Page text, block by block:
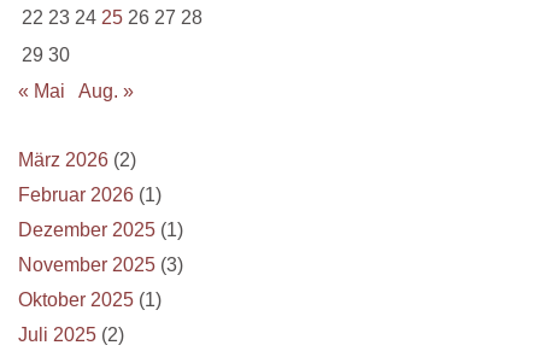
22 23 24 25 26 27 28
29 30
« Mai
Aug. »
März 2026 (2)
Februar 2026 (1)
Dezember 2025 (1)
November 2025 (3)
Oktober 2025 (1)
Juli 2025 (2)